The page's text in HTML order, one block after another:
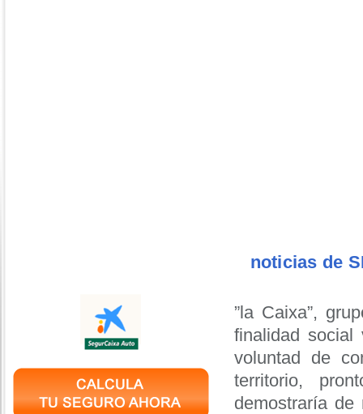
noticias de
”la Caixa”,
finalidad
voluntad de
territorio,
demostraría de